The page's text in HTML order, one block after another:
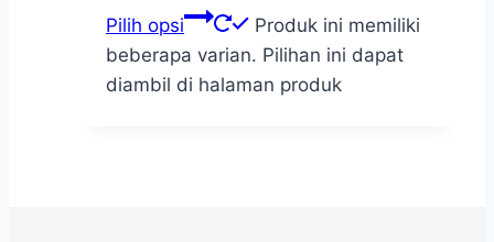
Pilih opsi
Produk ini memiliki
beberapa varian. Pilihan ini dapat
diambil di halaman produk